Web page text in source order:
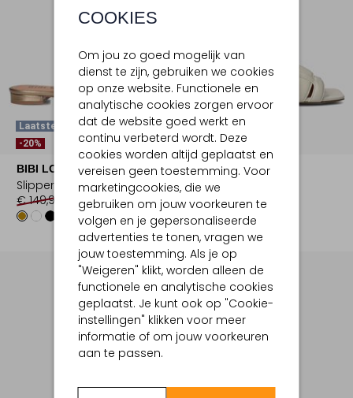
COOKIES
Om jou zo goed mogelijk van
dienst te zijn, gebruiken we cookies
op onze website. Functionele en
analytische cookies zorgen ervoor
dat de website goed werkt en
continu verbeterd wordt. Deze
cookies worden altijd geplaatst en
vereisen geen toestemming. Voor
marketingcookies, die we
gebruiken om jouw voorkeuren te
volgen en je gepersonaliseerde
advertenties te tonen, vragen we
jouw toestemming. Als je op
"Weigeren" klikt, worden alleen de
functionele en analytische cookies
geplaatst. Je kunt ook op "Cookie-
instellingen" klikken voor meer
informatie of om jouw voorkeuren
aan te passen.
Laatste Items
-20%
BIBI LOU
Slippers
€ 149,99
€ 119,99
+1
-20%
BIBI LOU
Slippers
€ 149,99 € 119,99